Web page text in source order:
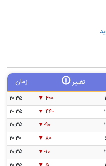
تغییر🛈 زمان
-۴۰۰
۲۰:۳۵
-۴۶۰
۲۰:۳۵
-۹۰
۲۰:۳۵
-۸۰
۲۰:۳۰
-۱۰
۲۰:۳۵